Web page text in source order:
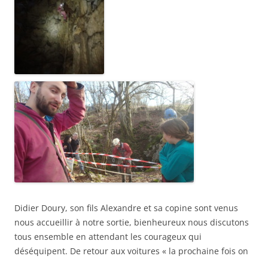
Didier Doury, son fils Alexandre et sa copine sont venus
nous accueillir à notre sortie, bienheureux nous discutons
tous ensemble en attendant les courageux qui
déséquipent. De retour aux voitures « la prochaine fois on